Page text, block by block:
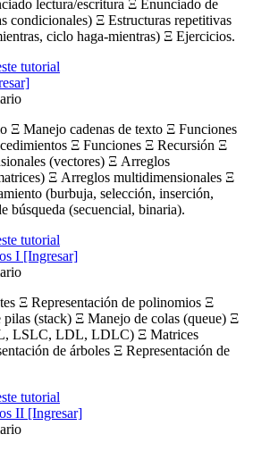
lectura/escritura Ξ Enunciado de
condicionales) Ξ Estructuras repetitivas
ciclo haga-mientras) Ξ Ejercicios.
tutorial
Ξ Manejo cadenas de texto Ξ Funciones
Ξ Funciones Ξ Recursión Ξ
(vectores) Ξ Arreglos
Ξ Arreglos multidimensionales Ξ
(burbuja, selección, inserción,
búsqueda (secuencial, binaria).
tutorial
I [Ingresar]
Ξ Representación de polinomios Ξ
(stack) Ξ Manejo de colas (queue) Ξ
LSLC, LDL, LDLC) Ξ Matrices
de árboles Ξ Representación de
tutorial
II [Ingresar]